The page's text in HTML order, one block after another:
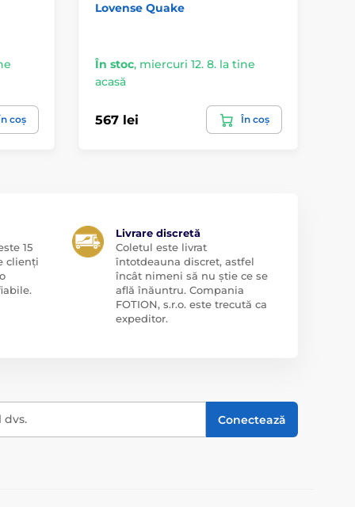
coș
Lovense Quake
În stoc, miercuri 12. 8. la tine
acasă
567 lei În coș
15
clienți
Livrare discretă
Coletul este livrat
întotdeauna discret, astfel
încât nimeni să nu știe ce se
află înăuntru. Compania
FOTION, s.r.o. este trecută ca
expeditor.
dvs. Conectează